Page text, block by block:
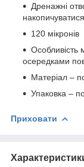
Дренажні
накопичуватися
120 мікронів
Особливість
осередками
Матеріал –
Упаковка –
Приховати